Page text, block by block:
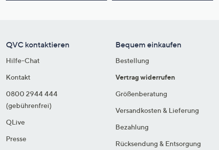
QVC kontaktieren
Hilfe-Chat
Kontakt
0800 2944 444
(gebührenfrei)
QLive
Presse
Bequem einkaufen
Bestellung
Vertrag widerrufen
Größenberatung
Versandkosten & Lieferung
Bezahlung
Rücksendung & Entsorgung